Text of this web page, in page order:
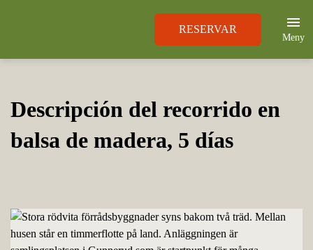
RESERVAR
Meny
Descripción del recorrido en
balsa de madera, 5 días